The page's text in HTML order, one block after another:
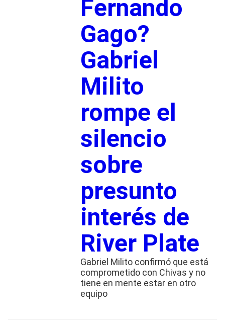
Fernando
Gago?
Gabriel
Milito
rompe el
silencio
sobre
presunto
interés de
River Plate
Gabriel Milito confirmó que está
comprometido con Chivas y no
tiene en mente estar en otro
equipo